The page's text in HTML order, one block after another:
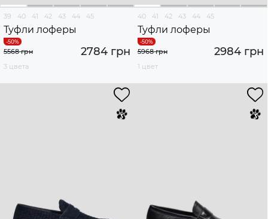
39 40 41 42 43 44 45
Туфли лоферы
2784 грн
5568 грн
3 цвета
40 41 42 43 44 45
Туфли лоферы
2984 грн
5968 грн
1 цвет